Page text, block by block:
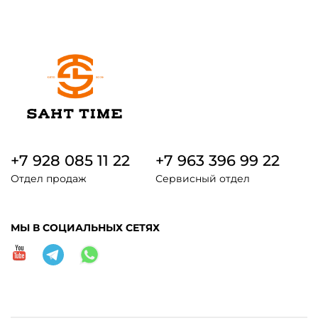
+7 928 085 11 22
Отдел продаж
+7 963 396 99 22
Сервисный отдел
МЫ В СОЦИАЛЬНЫХ СЕТЯХ